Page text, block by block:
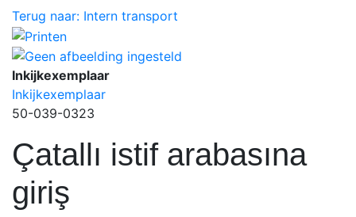
Terug naar: Intern transport
Inkijkexemplaar
Inkijkexemplaar
50-039-0323
Çatallı istif arabasına
giriş